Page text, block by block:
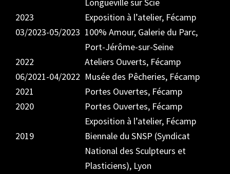
2023
Exposition à l’atelier, Fécamp
03/2023-05/2023 100% Amour, Galerie du Parc,
Port-Jérôme-sur-Seine
2022
Ateliers Ouverts, Fécamp
06/2021-04/2022 Musée des Pêcheries, Fécamp
2021
Portes Ouvertes, Fécamp
2020
Portes Ouvertes, Fécamp
Exposition à l’atelier, Fécamp
2019
Biennale du SNSP (Syndicat
National des Sculpteurs et
Plasticiens), Lyon